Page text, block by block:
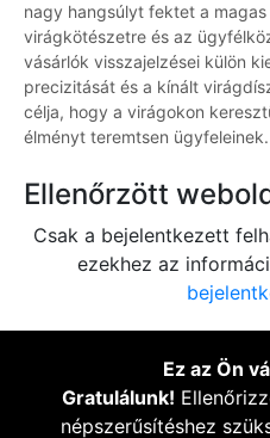
nagy hangsúlyt fektet a magas
virágkötészetre és az
vásárlók visszajelzései külön
precizitását és a kínált
célja, hogy a virágokon
élményt teremtsen ügyfeleinek.
Ellenőrzött
Csak a bejelentkezett
ezekhez az
Ez az Ön
Gratulálunk!
népszerűsítéshez